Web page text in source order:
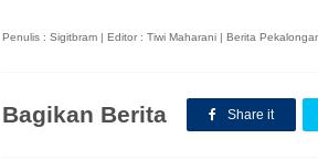
Penulis : Sigitbram | Editor : Tiwi Maharani | Berita
Bagikan Berita Share it